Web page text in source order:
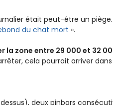
était peut-être un
du chat mort ».
la zone entre 29 000 et 32
cela pourrait arriver
deux pinbars